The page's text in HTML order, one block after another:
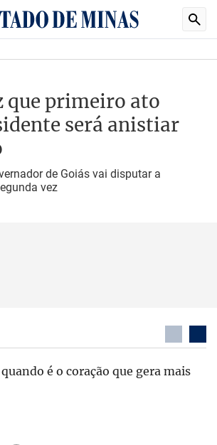
que primeiro ato
será anistiar
de Goiás vai disputar a
vez
é o coração que gera mais